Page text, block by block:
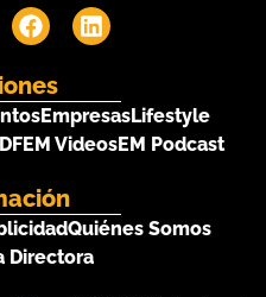
EmpresasLifestyle
EM VideosEM Podcast
Quiénes Somos
Directora